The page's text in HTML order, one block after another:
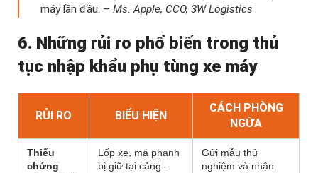
máy lần đầu. – Ms. Apple, CCO, 3W Logistics
6. Những rủi ro phổ biến trong thủ
tục nhập khẩu phụ tùng xe máy
RỦI RO BIỂU HIỆN
CÁCH PHÒNG
NGỪA
Thiếu
chứng
Lốp xe, má phanh
bị giữ tại cảng –
Gửi mẫu thử
nghiệm và nhận